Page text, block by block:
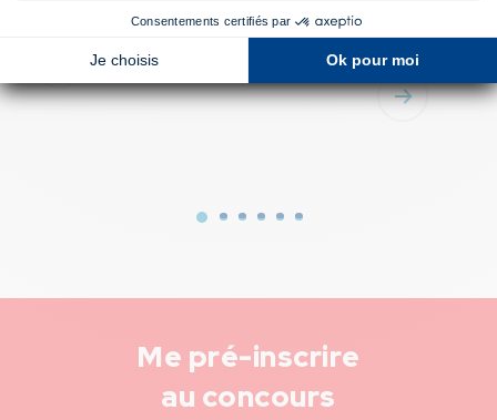
tech
Me pré-inscrire
au concours